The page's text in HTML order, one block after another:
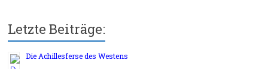
Letzte Beiträge:
Die Achillesferse des Westens